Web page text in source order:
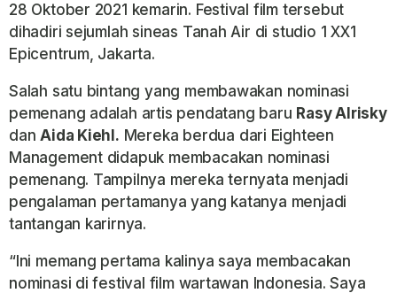
28 Oktober 2021 kemarin. Festival film tersebut
dihadiri sejumlah sineas Tanah Air di studio 1 XX1
Epicentrum, Jakarta.
Salah satu bintang yang membawakan nominasi
pemenang adalah artis pendatang baru Rasy Alrisky
danAida Kiehl. Mereka berdua dari Eighteen
Management didapuk membacakan nominasi
pemenang. Tampilnya mereka ternyata menjadi
pengalaman pertamanya yang katanya menjadi
tantangan karirnya.
“Ini memang pertama kalinya saya membacakan
nominasi di festival film wartawan Indonesia. Saya